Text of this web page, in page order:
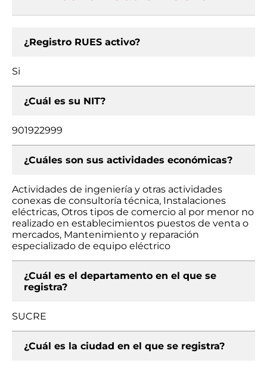
¿Registro RUES activo?
Si
¿Cuál es su NIT?
901922999
¿Cuáles son sus actividades económicas?
Actividades de ingeniería y otras actividades
conexas de consultoría técnica, Instalaciones
eléctricas, Otros tipos de comercio al por menor no
realizado en establecimientos puestos de venta o
mercados, Mantenimiento y reparación
especializado de equipo eléctrico
¿Cuál es el departamento en el que se
registra?
SUCRE
¿Cuál es la ciudad en el que se registra?